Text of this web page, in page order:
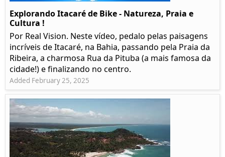
Explorando Itacaré de Bike - Natureza, Praia e
Cultura !
Por Real Vision. Neste vídeo, pedalo pelas paisagens
incríveis de Itacaré, na Bahia, passando pela Praia da
Ribeira, a charmosa Rua da Pituba (a mais famosa da
cidade!) e finalizando no centro.
Added February 25, 2025